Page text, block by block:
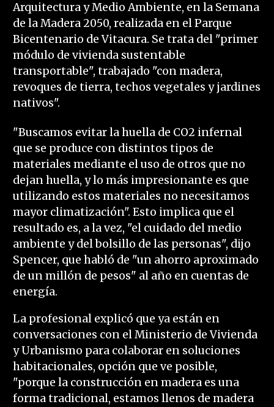
Arquitectura y Medio Ambiente, en la Semana
de la Madera 2050, realizada en el Parque
Bicentenario de Vitacura. Se trata del "primer
módulo de vivienda sustentable
transportable", trabajado "con madera,
revoques de tierra, techos vegetales y jardines
nativos".
"Buscamos evitar la huella de CO2 infernal
que se produce con distintos tipos de
materiales mediante el uso de otros que no
dejan huella, y lo más impresionante es que
utilizando estos materiales no necesitamos
mayor climatización". Esto implica que el
resultado es, a la vez, "el cuidado del medio
ambiente y del bolsillo de las personas", dijo
Spencer, que habló de "un ahorro aproximado
de un millón de pesos" al año en cuentas de
energía.
La profesional explicó que ya están en
conversaciones con el Ministerio de Vivienda
y Urbanismo para colaborar en soluciones
habitacionales, opción que ve posible,
"porque la construcción en madera es una
forma tradicional, estamos llenos de madera